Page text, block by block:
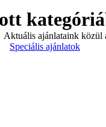
Aktuális ajánlataink közül
Speciális ajánlatok